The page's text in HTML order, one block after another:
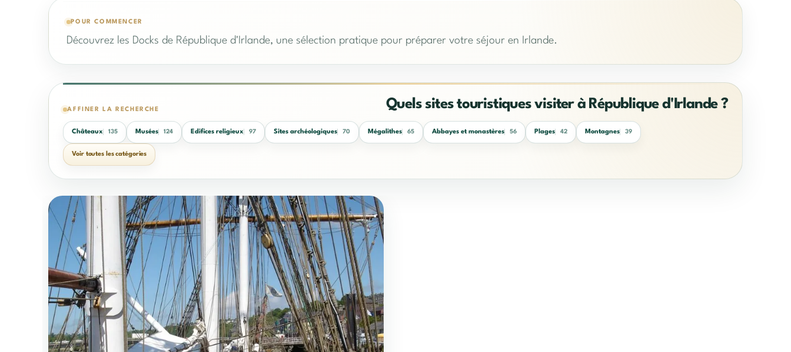
POUR COMMENCER
Découvrez les Docks de République d'Irlande, une sélection pratique pour préparer votre séjour en Irlande.
AFFINER LA RECHERCHE Quels sites touristiques visiter à République d'Irlande ?
Châteaux 135 Musées 124 Edifices religieux 97 Sites archéologiques 70 Mégalithes 65 Abbayes et monastères 56 Plages 42 Montagnes 39
Voir toutes les catégories